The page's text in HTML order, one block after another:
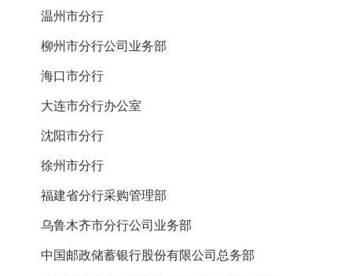
温州市分行
柳州市分行公司业务部
海口市分行
大连市分行办公室
沈阳市分行
徐州市分行
福建省分行采购管理部
乌鲁木齐市分行公司业务部
中国邮政储蓄银行股份有限公司总务部